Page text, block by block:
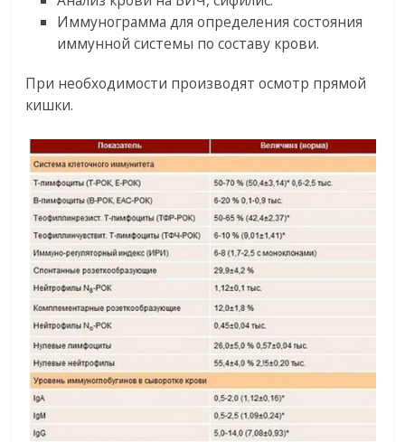
Иммунограмма для определения состояния
иммунной системы по составу крови.
При необходимости производят осмотр прямой
кишки.